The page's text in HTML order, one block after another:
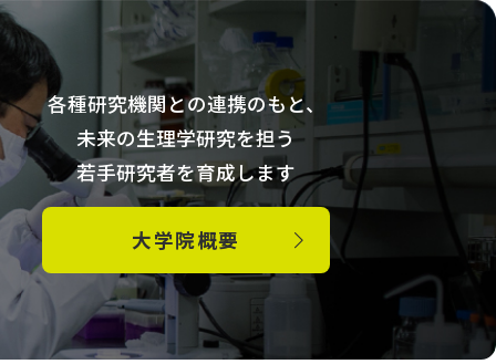
各種研究機関との連携のもと、
未来の生理学研究を担う
若手研究者を育成します
大学院概要